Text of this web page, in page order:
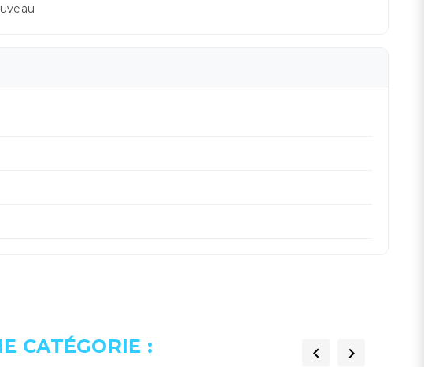
CATÉGORIE :  